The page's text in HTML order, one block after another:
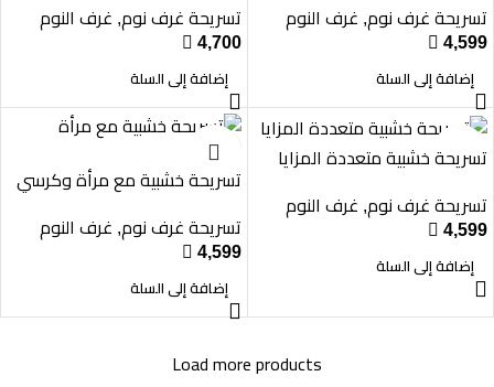
تسريحة غرف نوم, غرف النوم
 4,599
إضافة إلى السلة
تسريحة غرف نوم, غرف النوم
 4,700
إضافة إلى السلة
تسريحة خشبية متعددة المزايا
تسريحة غرف نوم, غرف النوم
 4,599
إضافة إلى السلة
تسريحة خشبية مع مرأة وكرسي
تسريحة غرف نوم, غرف النوم
 4,599
إضافة إلى السلة
Load more products